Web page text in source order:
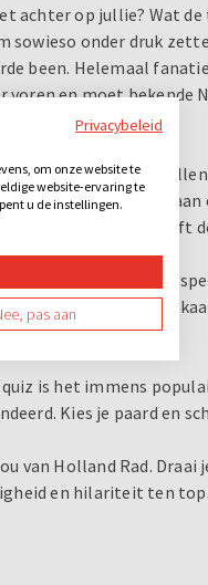
achter op jullie? Wat de
sowieso onder druk
been. Helemaal
en moet bekende
uit
“bom” bevat -
gegeven. Wie heeft
Ik hou van Holland
met de kaas op de
is het immens
Kies je paard en
Holland Rad. Draai
en hilariteit ten top.
Privacybeleid
om onze website te
website-ervaring te
u de instellingen.
pas aan